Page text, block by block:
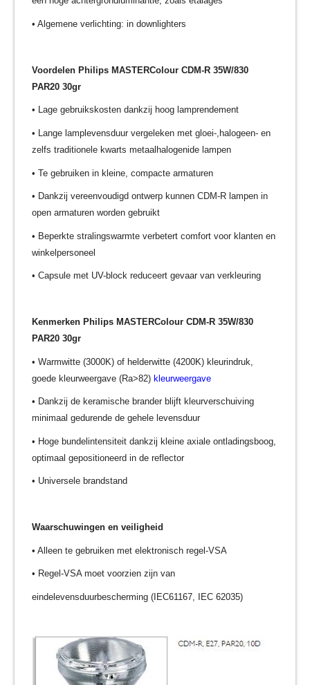
• Algemene verlichting: in downlighters
Voordelen Philips MASTERColour CDM-R 35W/830
PAR20 30gr
• Lage gebruikskosten dankzij hoog lamprendement
• Lange lamplevensduur vergeleken met gloei-,halogeen- en
zelfs traditionele kwarts metaalhalogenide lampen
• Te gebruiken in kleine, compacte armaturen
• Dankzij vereenvoudigd ontwerp kunnen CDM-R lampen in
open armaturen worden gebruikt
• Beperkte stralingswarmte verbetert comfort voor klanten en
winkelpersoneel
• Capsule met UV-block reduceert gevaar van verkleuring
Kenmerken Philips MASTERColour CDM-R 35W/830
PAR20 30gr
• Warmwitte (3000K) of helderwitte (4200K) kleurindruk,
goede kleurweergave (Ra>82) kleurweergave
• Dankzij de keramische brander blijft kleurverschuiving
minimaal gedurende de gehele levensduur
• Hoge bundelintensiteit dankzij kleine axiale ontladingsboog,
optimaal gepositioneerd in de reflector
• Universele brandstand
Waarschuwingen en veiligheid
• Alleen te gebruiken met elektronisch regel-VSA
• Regel-VSA moet voorzien zijn van
eindelevensduurbescherming (IEC61167, IEC 62035)